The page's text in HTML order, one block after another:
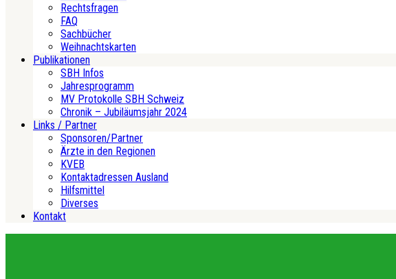
Rechtsfragen
FAQ
Sachbücher
Weihnachtskarten
Publikationen
SBH Infos
Jahresprogramm
MV Protokolle SBH Schweiz
Chronik – Jubiläumsjahr 2024
Links / Partner
Sponsoren/Partner
Ärzte in den Regionen
KVEB
Kontaktadressen Ausland
Hilfsmittel
Diverses
Kontakt